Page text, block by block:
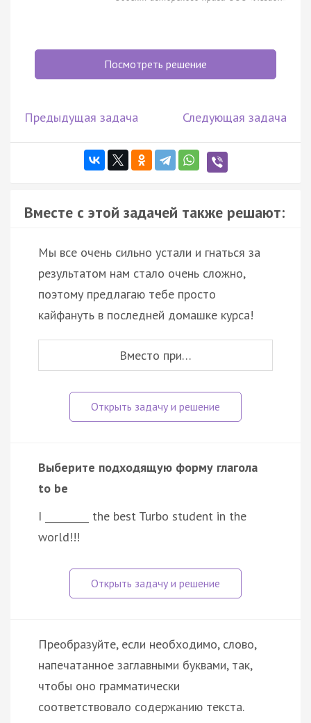
Посмотреть решение
Предыдущая задача Следующая задача
Вместе с этой задачей также решают:
Мы все очень сильно устали и гнаться за
результатом нам стало очень сложно,
поэтому предлагаю тебе просто
кайфануть в последней домашке курса!
Вместо при…
Выберите подходящую форму глагола
to be
I _________ the best Turbo student in the
world!!!
Преобразуйте, если необходимо, слово,
напечатанное заглавными буквами, так,
чтобы оно грамматически
соответствовало содержанию текста.